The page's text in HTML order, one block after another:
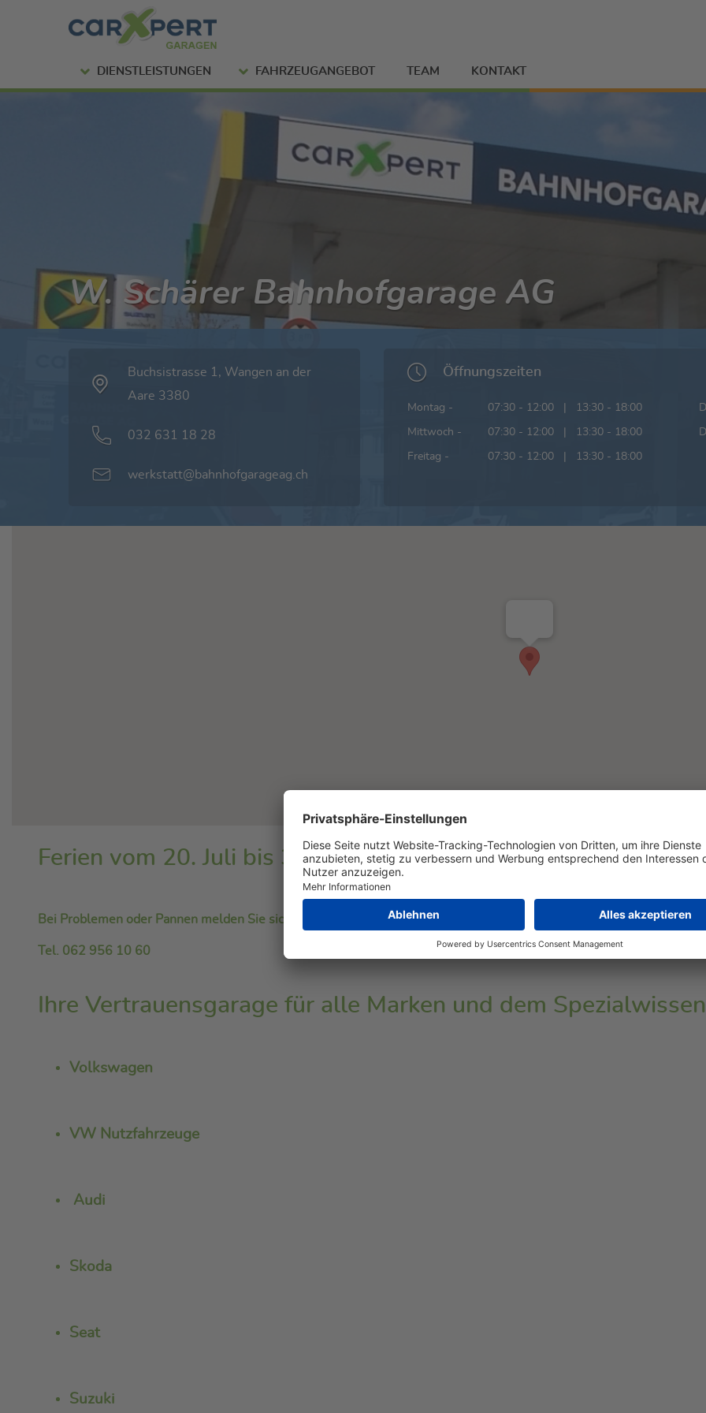
DIENSTLEISTUNGEN FAHRZEUGANGEBOT TEAM KONTAKT
W. Schärer Bahnhofgarage AG
Buchsistrasse 1, Wangen an der
Aare 3380
032 631 18 28
werkstatt@bahnhofgarageag.ch
Öffnungszeiten
Montag - 07:30 - 12:00 | 13:30 - 18:00
Mittwoch - 07:30 - 12:00 | 13:30 - 18:00
Freitag - 07:30 - 12:00 | 13:30 - 18:00
Ferien vom 20. Juli bis 3. August 2026
Bei Problemen oder Pannen melden Sie sich bitte an Schlossgarage AG, 3367 Thörigen
Tel. 062 956 10 60
Ihre Vertrauensgarage für alle Marken und dem
Volkswagen
VW Nutzfahrzeuge
Audi
Skoda
Seat
Suzuki